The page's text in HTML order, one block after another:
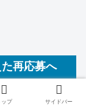
再応募へ
ップ サイドバー